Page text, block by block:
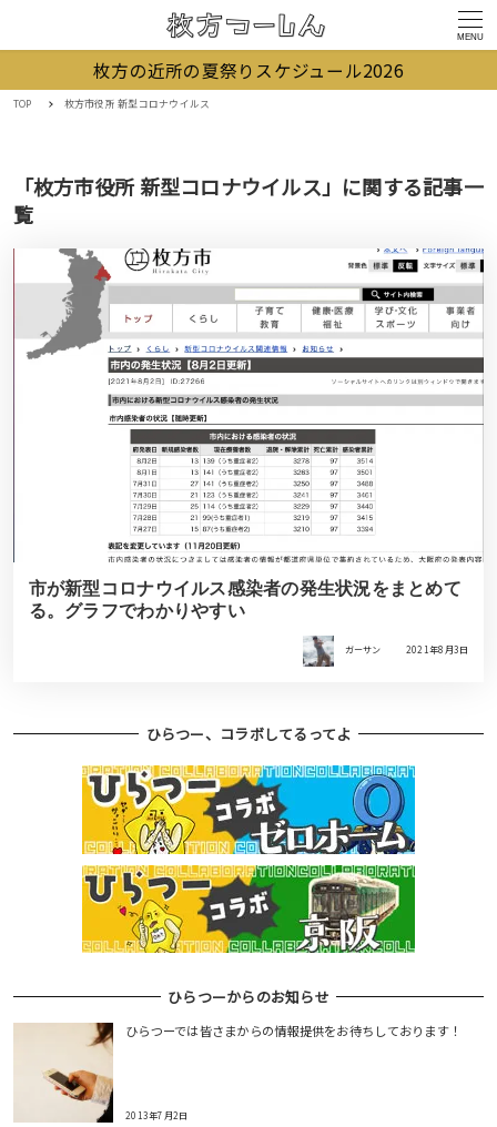
MENU
枚方の近所の夏祭りスケジュール2026
TOP 枚方市役所 新型コロナウイルス
「枚方市役所 新型コロナウイルス」に関する記事一
覧
市が新型コロナウイルス感染者の発生状況をまとめて
る。グラフでわかりやすい
ガーサン 2021年8月3日
ひらつー、コラボしてるってよ
ひらつーからのお知らせ
ひらつーでは皆さまからの情報提供をお待ちしております！
2013年7月2日